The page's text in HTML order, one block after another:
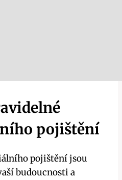
pojištění
pojištění jsou
budoucnosti a